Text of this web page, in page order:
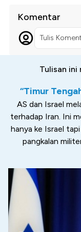
Komentar
Tulis
Tulisan ini
“Timur
AS dan Israel
terhadap Iran. Ini
hanya ke Israel
pangkalan